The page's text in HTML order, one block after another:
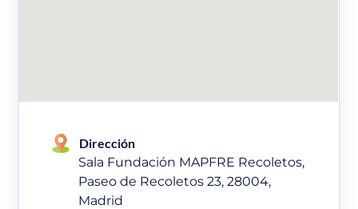
Dirección
Sala Fundación MAPFRE Recoletos,
Paseo de Recoletos 23, 28004,
Madrid